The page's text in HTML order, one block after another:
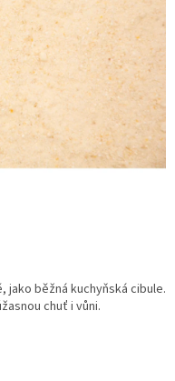
jako běžná kuchyňská cibule.
chuť i vůni.